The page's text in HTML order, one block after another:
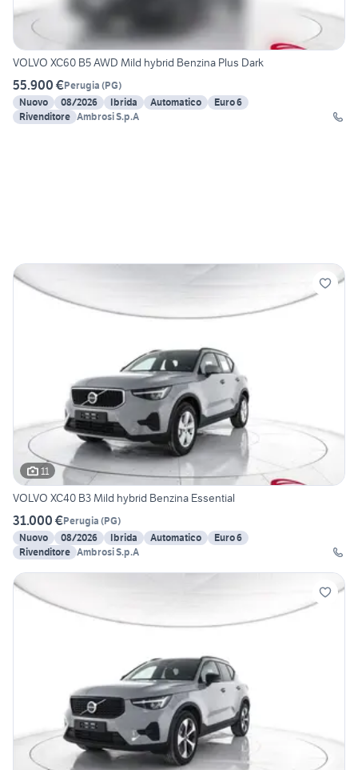
VOLVO XC60 B5 AWD Mild hybrid Benzina Plus Dark
55.900 €Perugia (PG)
Nuovo
08/2026 Ibrida Automatico
Euro 6
Rivenditore Ambrosi S.p.A
11
VOLVO XC40 B3 Mild hybrid Benzina Essential
31.000 €Perugia (PG)
Nuovo
08/2026 Ibrida Automatico
Euro 6
Rivenditore Ambrosi S.p.A